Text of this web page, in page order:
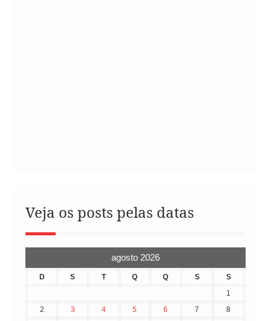
Veja os posts pelas datas
agosto 2026
D S T Q Q S
S
1
2
3 4 5 6 7
8